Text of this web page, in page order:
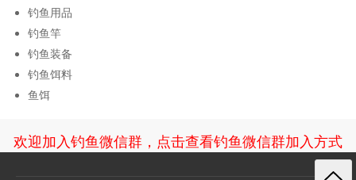
钓鱼用品
钓鱼竿
钓鱼装备
钓鱼饵料
鱼饵
欢迎加入钓鱼微信群，点击查看钓鱼微信群加入方式